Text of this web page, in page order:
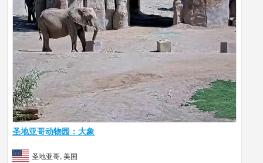
圣地亚哥动物园：大象
圣地亚哥, 美国